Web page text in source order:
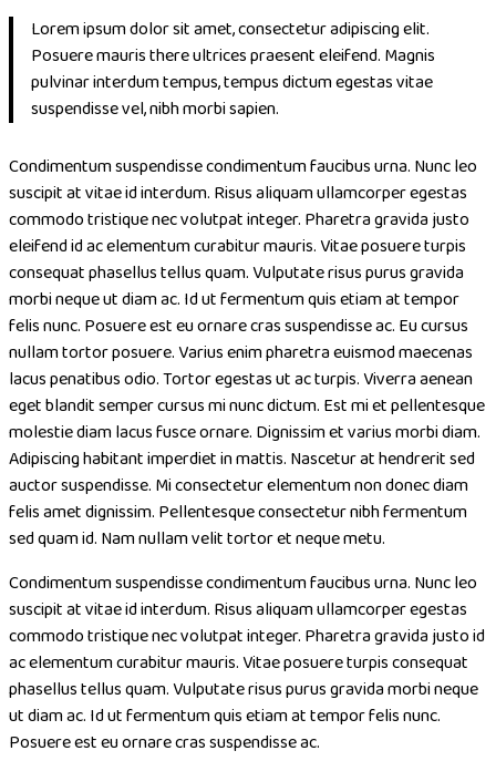
Lorem ipsum dolor sit amet, consectetur adipiscing elit.
Posuere mauris there ultrices praesent eleifend. Magnis
pulvinar interdum tempus, tempus dictum egestas vitae
suspendisse vel, nibh morbi sapien.
Condimentum suspendisse condimentum faucibus urna. Nunc leo
suscipit at vitae id interdum. Risus aliquam ullamcorper egestas
commodo tristique nec volutpat integer. Pharetra gravida justo
eleifend id ac elementum curabitur mauris. Vitae posuere turpis
consequat phasellus tellus quam. Vulputate risus purus gravida
morbi neque ut diam ac. Id ut fermentum quis etiam at tempor
felis nunc. Posuere est eu ornare cras suspendisse ac. Eu cursus
nullam tortor posuere. Varius enim pharetra euismod maecenas
lacus penatibus odio. Tortor egestas ut ac turpis. Viverra aenean
eget blandit semper cursus mi nunc dictum. Est mi et pellentesque
molestie diam lacus fusce ornare. Dignissim et varius morbi diam.
Adipiscing habitant imperdiet in mattis. Nascetur at hendrerit sed
auctor suspendisse. Mi consectetur elementum non donec diam
felis amet dignissim. Pellentesque consectetur nibh fermentum
sed quam id. Nam nullam velit tortor et neque metu.
Condimentum suspendisse condimentum faucibus urna. Nunc leo
suscipit at vitae id interdum. Risus aliquam ullamcorper egestas
commodo tristique nec volutpat integer. Pharetra gravida justo id
ac elementum curabitur mauris. Vitae posuere turpis consequat
phasellus tellus quam. Vulputate risus purus gravida morbi neque
ut diam ac. Id ut fermentum quis etiam at tempor felis nunc.
Posuere est eu ornare cras suspendisse ac.